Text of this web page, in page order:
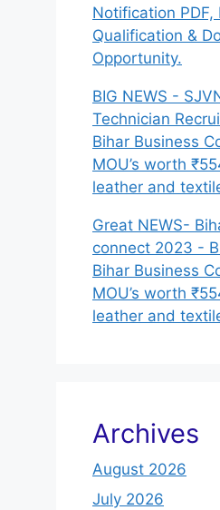
Notification PDF,
Qualification &
Opportunity.
BIG NEWS -
Technician
Bihar Business
MOU’s worth
leather and
Great NEWS-
connect 2023 -
Bihar Business
MOU’s worth
leather and
Archives
August 2026
July 2026